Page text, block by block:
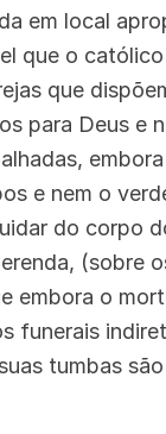
em local
que o
que
para Deus e
e nem o
do corpo
(sobre
embora o
funerais
tumbas